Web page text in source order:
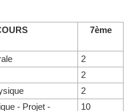
7ème
2
2
2
- Projet -
10